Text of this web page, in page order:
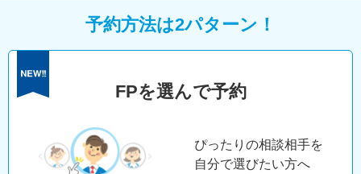
予約方法は2パターン！
FPを選んで予約
ぴったりの相談相手を
自分で選びたい方へ